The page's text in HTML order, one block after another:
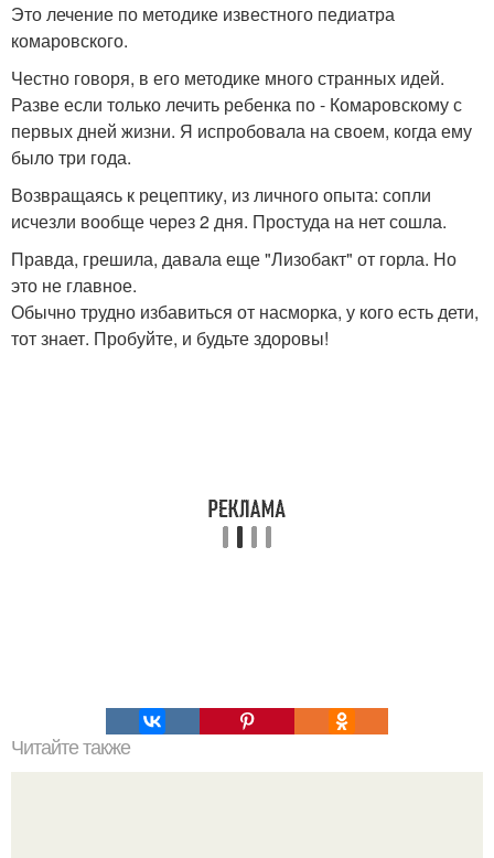
Это лечение по методике известного педиатра
комаровского.
Честно говоря, в его методике много странных идей.
Разве если только лечить ребенка по - Комаровскому с
первых дней жизни. Я испробовала на своем, когда ему
было три года.
Возвращаясь к рецептику, из личного опыта: сопли
исчезли вообще через 2 дня. Простуда на нет сошла.
Правда, грешила, давала еще "Лизобакт" от горла. Но
это не главное.
Обычно трудно избавиться от насморка, у кого есть дети,
тот знает. Пробуйте, и будьте здоровы!
Читайте также